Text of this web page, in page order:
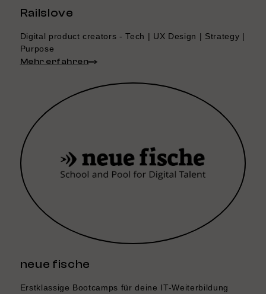
Railslove
Digital product creators - Tech | UX Design | Strategy |
Purpose
Mehr erfahren
neue fische
Erstklassige Bootcamps für deine IT-Weiterbildung